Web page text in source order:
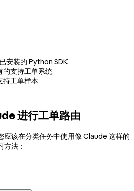
安装的 Python SDK
的支持工单系统
持工单样本
进行工单路由
应该在分类任务中使用像 Claude 这样的
法：